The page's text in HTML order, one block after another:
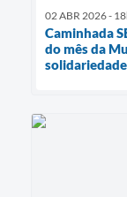
02 ABR 2026 -
Caminhada
do mês da
solidariedade